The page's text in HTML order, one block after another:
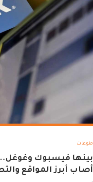
منوعات
بينها فيسبوك وغوغل..
أصاب أبرز المواقع